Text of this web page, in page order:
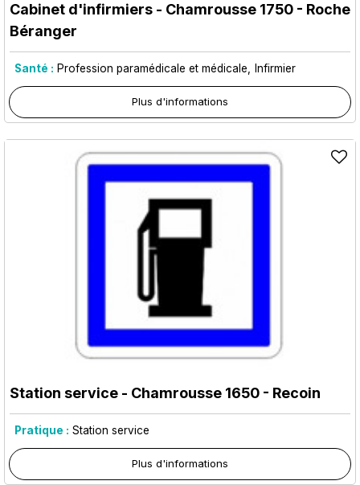
Cabinet d'infirmiers - Chamrousse 1750 - Roche
Béranger
Santé : Profession paramédicale et médicale Infirmier
Plus d'informations
Station service - Chamrousse 1650 - Recoin
Pratique : Station service
Plus d'informations